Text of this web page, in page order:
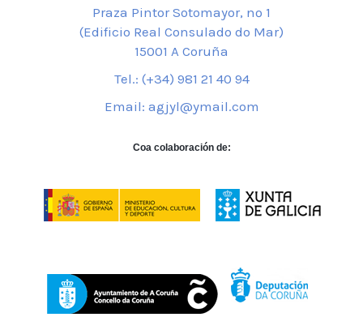
Praza Pintor Sotomayor, nº 1
(Edificio Real Consulado do Mar)
15001 A Coruña
Tel.: (+34) 981 21 40 94
Email: agjyl@ymail.com
Coa colaboración de: